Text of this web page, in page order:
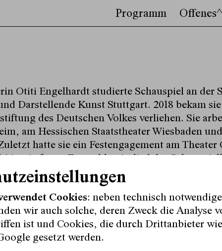
Programm
Otiti Engelhardt studierte Schauspiel an der
Darstellende Kunst Stuttgart. 2018 bekam sie
des Deutschen Volkes verliehen. Sie
am Hessischen Staatstheater Wiesbaden
hatte sie ein Festengagement am Theater
ist sie festes Ensemblemitglied des
Cookies: neben technisch
wir auch solche, deren Zweck die Analyse
ist und Cookies, die durch Drittanbieter wie
gesetzt werden.